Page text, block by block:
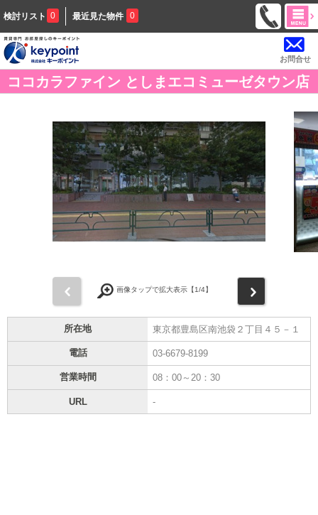
検討リスト 0 最近見た物件 0
お問合せ
ココカラファイン としまエコミューゼタウン店
画像タップで拡大表示【1/4】
所在地 東京都豊島区南池袋２丁目４５－１
電話 03-6679-8199
営業時間 08：00～20：30
URL -